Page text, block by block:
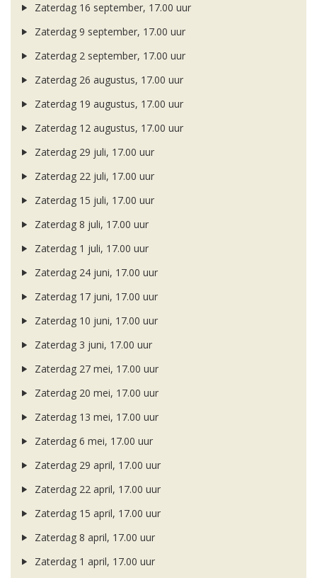
Zaterdag 16 september, 17.00 uur
Zaterdag 9 september, 17.00 uur
Zaterdag 2 september, 17.00 uur
Zaterdag 26 augustus, 17.00 uur
Zaterdag 19 augustus, 17.00 uur
Zaterdag 12 augustus, 17.00 uur
Zaterdag 29 juli, 17.00 uur
Zaterdag 22 juli, 17.00 uur
Zaterdag 15 juli, 17.00 uur
Zaterdag 8 juli, 17.00 uur
Zaterdag 1 juli, 17.00 uur
Zaterdag 24 juni, 17.00 uur
Zaterdag 17 juni, 17.00 uur
Zaterdag 10 juni, 17.00 uur
Zaterdag 3 juni, 17.00 uur
Zaterdag 27 mei, 17.00 uur
Zaterdag 20 mei, 17.00 uur
Zaterdag 13 mei, 17.00 uur
Zaterdag 6 mei, 17.00 uur
Zaterdag 29 april, 17.00 uur
Zaterdag 22 april, 17.00 uur
Zaterdag 15 april, 17.00 uur
Zaterdag 8 april, 17.00 uur
Zaterdag 1 april, 17.00 uur